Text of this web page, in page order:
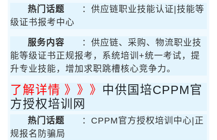
热门话题
：供应链职业技能认证|技能等
级证书报考中心
服务内容
：供应链、采购、物流职业技
能等级证书正规报考，系统培训+统一考试，提
升专业技能，增加求职跳槽核心竞争力。
了解详情 》》》 中供国培CPPM官
方授权培训网
热门话题
：CPPM官方授权培训中心|正
规报名防骗局